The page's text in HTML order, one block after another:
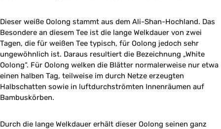
Dieser weiße Oolong stammt aus dem Ali-Shan-Hochland. Das
Besondere an diesem Tee ist die lange Welkdauer von zwei
Tagen, die für weißen Tee typisch, für Oolong jedoch sehr
ungewöhnlich ist. Daraus resultiert die Bezeichnung „White
Oolong“. Für Oolong welken die Blätter normalerweise nur etwa
einen halben Tag, teilweise im durch Netze erzeugten
Halbschatten sowie in luftdurchströmten Innenräumen auf
Bambuskörben.
Durch die lange Welkdauer erhält dieser Oolong seinen ganz